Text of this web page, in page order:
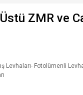
ZMR ve
Levhaları- Fotolümenli